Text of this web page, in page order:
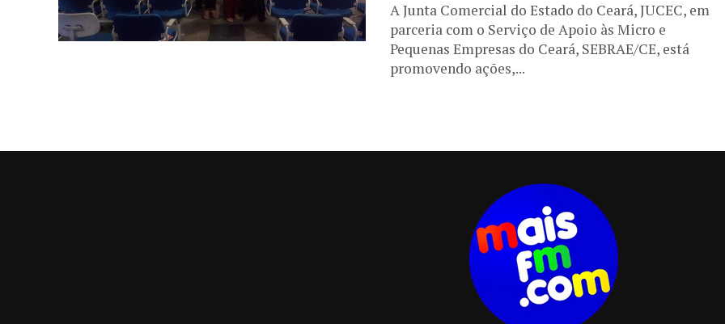
A Junta Comercial do Estado do Ceará, JUCEC, em
parceria com o Serviço de Apoio às Micro e
Pequenas Empresas do Ceará, SEBRAE/CE, está
promovendo ações,...